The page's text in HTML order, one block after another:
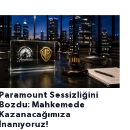
Paramount Sessizliğini
Bozdu: Mahkemede
Kazanacağımıza
İnanıyoruz!